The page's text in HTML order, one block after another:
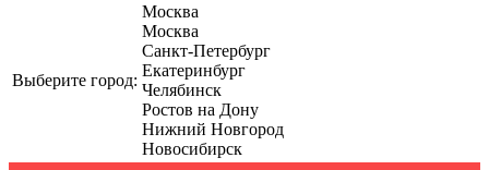
Выберите город:
Москва
Москва
Санкт-Петербург
Екатеринбург
Челябинск
Ростов на Дону
Нижний Новгород
Новосибирск